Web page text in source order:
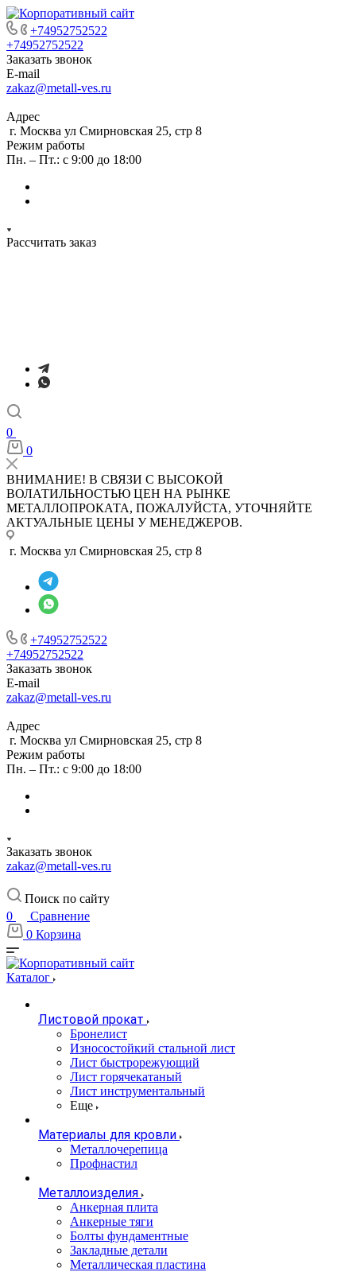
+74952752522
+74952752522
Заказать звонок
E-mail
zakaz@metall-ves.ru
Адрес
г. Москва ул Смирновская 25, стр 8
Режим работы
Пн. – Пт.: с 9:00 до 18:00
Рассчитать заказ
0
0
ВНИМАНИЕ! В СВЯЗИ С ВЫСОКОЙ
ВОЛАТИЛЬНОСТЬЮ ЦЕН НА РЫНКЕ
МЕТАЛЛОПРОКАТА, ПОЖАЛУЙСТА, УТОЧНЯЙТЕ
АКТУАЛЬНЫЕ ЦЕНЫ У МЕНЕДЖЕРОВ.
г. Москва ул Смирновская 25, стр 8
+74952752522
+74952752522
Заказать звонок
E-mail
zakaz@metall-ves.ru
Адрес
г. Москва ул Смирновская 25, стр 8
Режим работы
Пн. – Пт.: с 9:00 до 18:00
Заказать звонок
zakaz@metall-ves.ru
Поиск по сайту
0
Сравнение
0 Корзина
Каталог
Листовой прокат
Бронелист
Износостойкий стальной лист
Лист быстрорежующий
Лист горячекатаный
Лист инструментальный
Еще
Материалы для кровли
Металлочерепица
Профнастил
Металлоизделия
Анкерная плита
Анкерные тяги
Болты фундаментные
Закладные детали
Металлическая пластина